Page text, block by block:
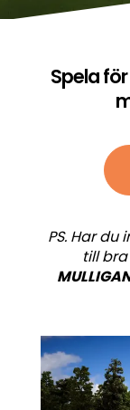
Spela
PS. Har
till